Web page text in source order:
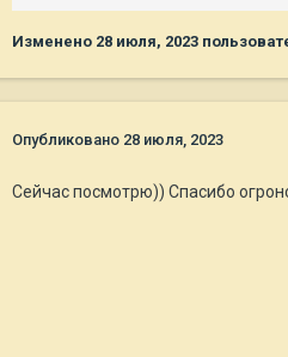
Изменено 28 июля, 2023
Опубликовано 28 июля, 2023
Сейчас посмотрю)) Спасибо